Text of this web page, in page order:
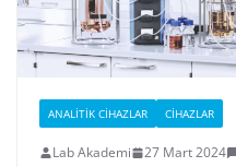
ANALITIK CIHAZLAR CIHAZLAR
Lab Akademi 27 Mart 2024